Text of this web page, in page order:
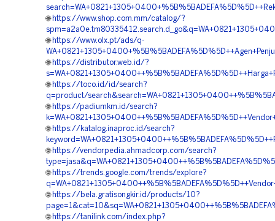
🌐 https://www.shop.com.mm/catalog/?
🌐 https://www.olx.pt/ads/q-
🌐 https://distributor.web.id/?
🌐 https://toco.id/id/search?
q=product/
🌐 https://padiumkm.id/search?
🌐 https://katalog.inaproc.id/search?
🌐 https://vendorpedia.ahmadcorp.com/search?
🌐 https://trends.google.com/trends/explore?
🌐 https://bela.gratisongkir.id/products/10?
🌐 https://tanilink.com/index.php?